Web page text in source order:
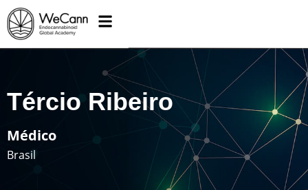
Tércio Ribeiro
Médico
Brasil